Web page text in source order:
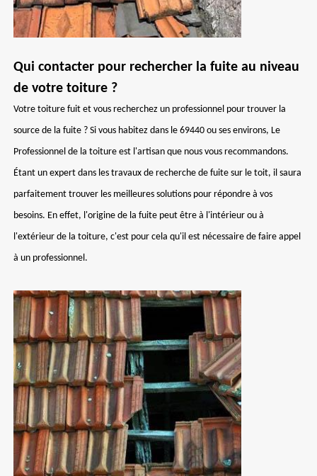
Qui contacter pour rechercher la fuite au niveau
de votre toiture ?
Votre toiture fuit et vous recherchez un professionnel pour trouver la
source de la fuite ? Si vous habitez dans le 69440 ou ses environs, Le
Professionnel de la toiture est l'artisan que nous vous recommandons.
Étant un expert dans les travaux de recherche de fuite sur le toit, il saura
parfaitement trouver les meilleures solutions pour répondre à vos
besoins. En effet, l'origine de la fuite peut être à l'intérieur ou à
l'extérieur de la toiture, c'est pour cela qu'il est nécessaire de faire appel
à un professionnel.